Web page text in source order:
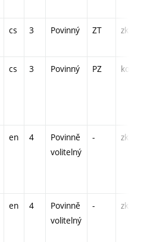
cs 3 Povinný ZT zk
cs 3 Povinný PZ kol
en 4
Povinně
volitelný
- zk
en 4
Povinně
volitelný
- zk